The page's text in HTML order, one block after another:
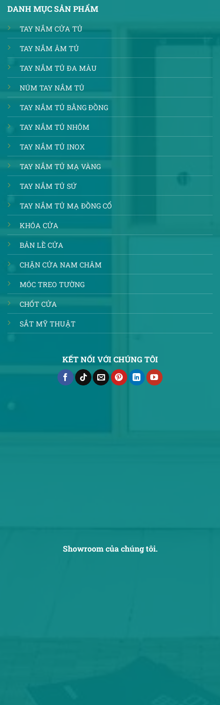
DANH MỤC SẢN PHẨM
TAY NẮM CỬA TỦ
TAY NẮM ÂM TỦ
TAY NẮM TỦ ĐA MÀU
NÚM TAY NẮM TỦ
TAY NẮM TỦ BẰNG ĐỒNG
TAY NẮM TỦ NHÔM
TAY NẮM TỦ INOX
TAY NẮM TỦ MẠ VÀNG
TAY NẮM TỦ SỨ
TAY NẮM TỦ MẠ ĐỒNG CỔ
KHÓA CỬA
BẢN LỀ CỬA
CHẶN CỬA NAM CHÂM
MÓC TREO TƯỜNG
CHỐT CỬA
SẮT MỸ THUẬT
KẾT NỐI VỚI CHÚNG TÔI
Showroom của chúng tôi.